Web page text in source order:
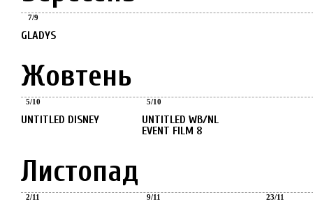
7/9
GLADYS
Жовтень
5/10
UNTITLED DISNEY
5/10
UNTITLED WB/NL
EVENT FILM 8
Листопад
2/11 9/11 23/11